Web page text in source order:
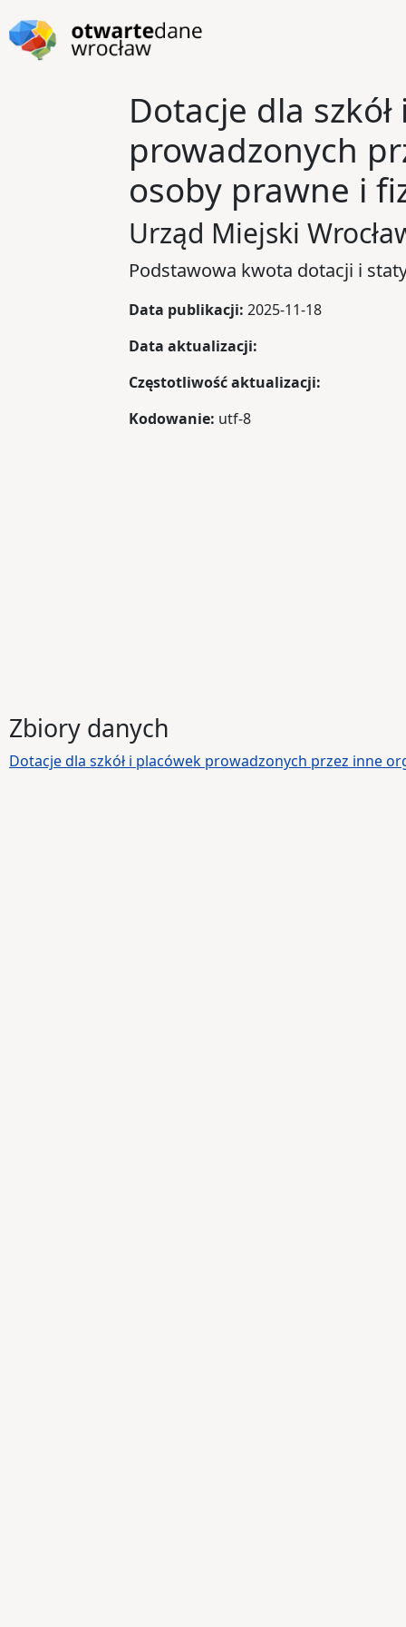
Przejdź do stopki
Dotacje dla
prowadzonych
osoby prawne i
Urząd Miejski
Podstawowa kwota dotacji i
Data publikacji: 2025-11-18
Data aktualizacji:
Częstotliwość aktualizacji:
Kodowanie: utf-8
Zbiory danych
Dotacje dla szkół i placówek prowadzonych przez inne